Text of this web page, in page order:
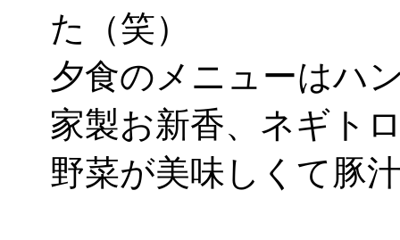
た（笑）
夕食のメニューはハ
家製お新香、ネギト
野菜が美味しくて豚